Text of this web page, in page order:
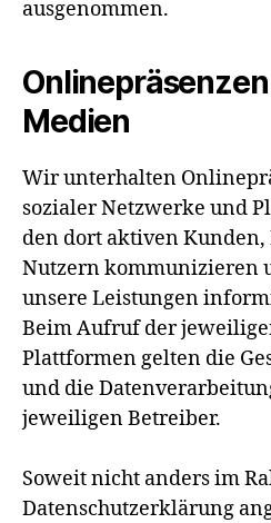
ausgenommen.
Medien
Wir unterhalten
sozialer Netzwerke und
den dort aktiven
Nutzern kommunizieren
unsere Leistungen
Beim Aufruf der
Plattformen gelten die
und die
jeweiligen Betreiber.
Soweit nicht anders im
Datenschutzerklärung